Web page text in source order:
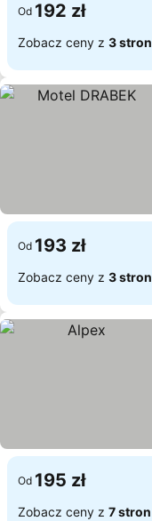
Od 192 zł
Zobacz ceny z 3 stron
Od 193 zł
Zobacz ceny z 3 stron
Od 195 zł
Zobacz ceny z 7 stron